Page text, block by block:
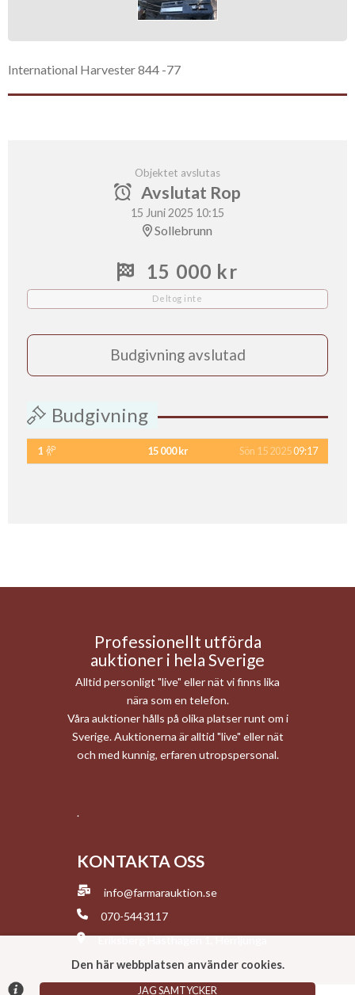
International Harvester 844 -77
Objektet avslutas
Avslutat Rop
15 Juni 2025 10:15
Sollebrunn
15 000 kr
Deltog inte
Budgivning avslutad
Budgivning
1 15 000 kr Sön 15 202509:17
Professionellt utförda
auktioner i hela Sverige
Alltid personligt "live" eller nät vi finns lika
nära som en telefon.
Våra auktioner hålls på olika platser runt om i
Sverige. Auktionerna är alltid "live" eller nät
och med kunnig, erfaren utropspersonal.
.
KONTAKTA OSS
info@farmarauktion.se
070-5443117
Eriksberg Hästhagen 1, Herrljunga
© Argonova Auktionsplattform 2026
Den här webbplatsen använder cookies.
JAG SAMTYCKER